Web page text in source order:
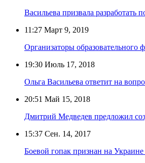
Васильева призвала разработать
11:27 Март 9, 2019
Организаторы
19:30 Июль 17, 2018
Ольга Васильева ответит на
20:51 Май 15, 2018
Дмитрий Медведев предложил
15:37 Сен. 14, 2017
Боевой гопак признан на